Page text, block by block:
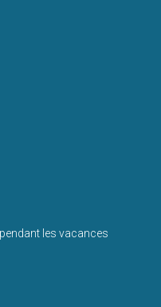
les vacances